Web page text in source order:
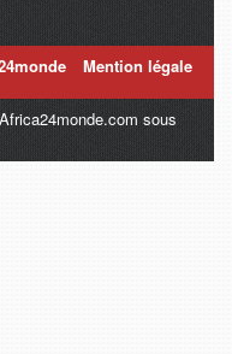
Mention légale
sous